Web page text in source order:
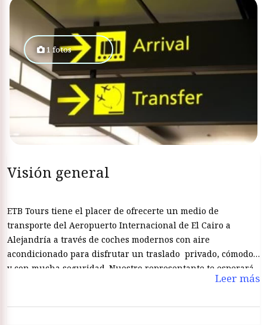
1 fotos
Visión general
ETB Tours tiene el placer de ofrecerte un medio de
transporte del Aeropuerto Internacional de El Cairo a
Alejandría a través de coches modernos con aire
acondicionado para disfrutar un traslado privado, cómodo
y con mucha seguridad. Nuestro representante te esperará
y saludará en el Aeropuerto Internacional de El Cairo para
conductores licenciados para no ser preocupado del camino.
Leer más